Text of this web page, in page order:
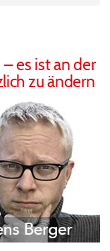
– es ist an der
zu ändern